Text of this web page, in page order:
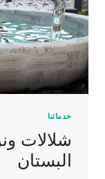
خدماتنا
شلالات
البستان